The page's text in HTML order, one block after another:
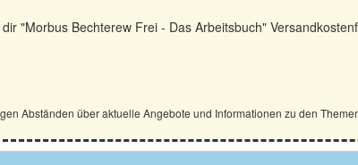
"Morbus Bechterew Frei - Das Arbeitsbuch"
Abständen über aktuelle Angebote und Informationen zu den